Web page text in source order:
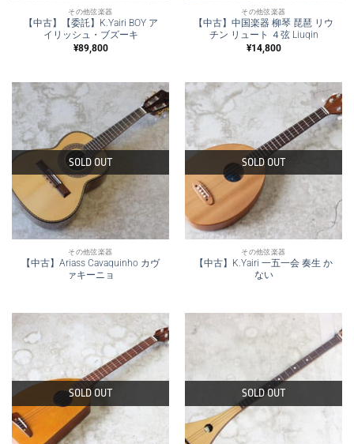
その他弦楽器
【中古】【委託】K.Yairi BOY ア
イリッシュ・ブズーキ
¥89,800
その他弦楽器
【中古】中国楽器 柳琴 琵琶 リウ
チン リュート ４弦 Liuqin
¥14,800
SOLD OUT
その他弦楽器
【中古】Ariass Cavaquinho カヴ
ァキーニョ
SOLD OUT
その他弦楽器
【中古】K.Yairi 一五一会 奏生 か
ない
SOLD OUT SOLD OUT